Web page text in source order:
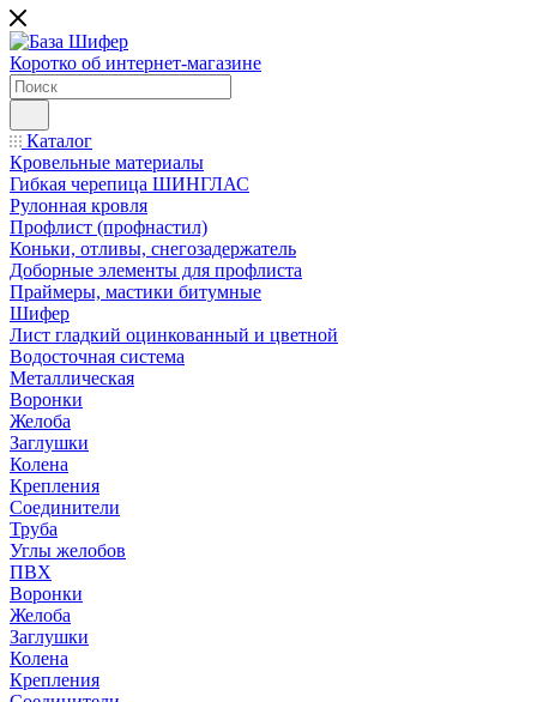
Коротко об интернет-магазине
Каталог
Кровельные материалы
Гибкая черепица ШИНГЛАС
Рулонная кровля
Профлист (профнастил)
Коньки, отливы, снегозадержатель
Доборные элементы для профлиста
Праймеры, мастики битумные
Шифер
Лист гладкий оцинкованный и цветной
Водосточная система
Металлическая
Воронки
Желоба
Заглушки
Колена
Крепления
Соединители
Труба
Углы желобов
ПВХ
Воронки
Желоба
Заглушки
Колена
Крепления